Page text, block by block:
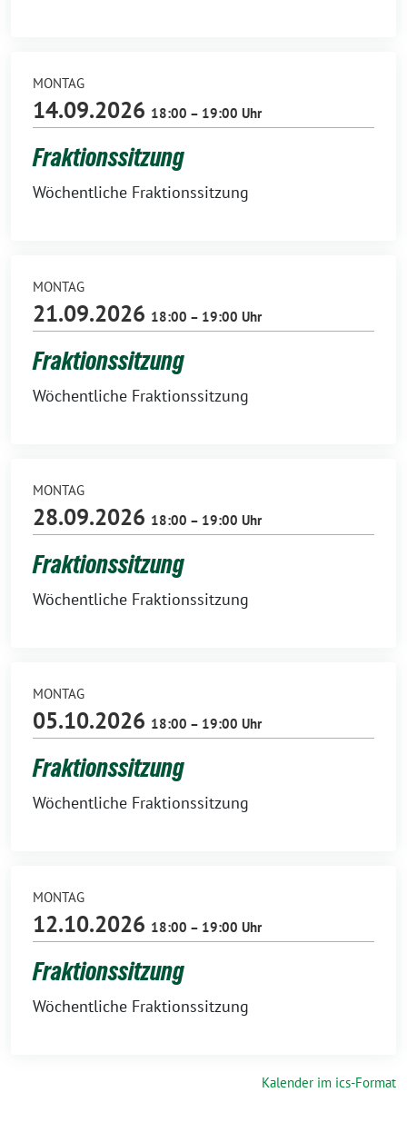
MONTAG
14.09.2026 18:00 – 19:00 Uhr
Fraktionssitzung
Wöchentliche Fraktionssitzung
MONTAG
21.09.2026 18:00 – 19:00 Uhr
Fraktionssitzung
Wöchentliche Fraktionssitzung
MONTAG
28.09.2026 18:00 – 19:00 Uhr
Fraktionssitzung
Wöchentliche Fraktionssitzung
MONTAG
05.10.2026 18:00 – 19:00 Uhr
Fraktionssitzung
Wöchentliche Fraktionssitzung
MONTAG
12.10.2026 18:00 – 19:00 Uhr
Fraktionssitzung
Wöchentliche Fraktionssitzung
Kalender im ics-Format